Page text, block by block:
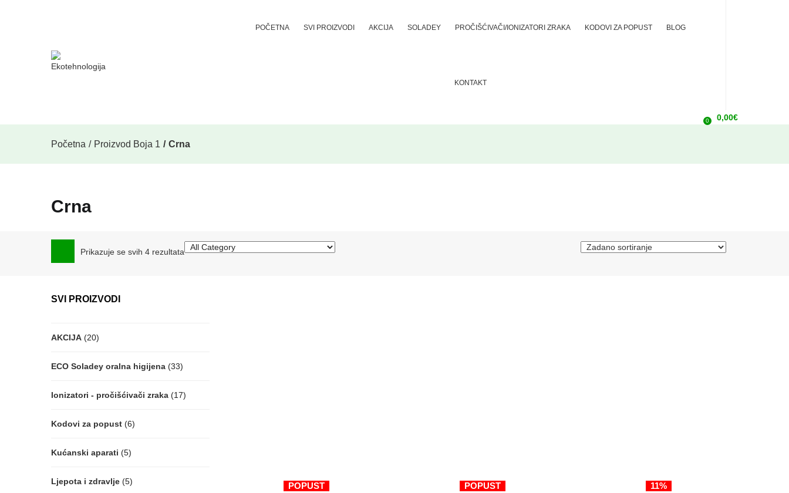
POČETNA SVI PROIZVODI AKCIJA SOLADEY PROČIŠĆIVAČI/IONIZATORI ZRAKA KODOVI ZA POPUST BLOG
KONTAKT
0 0,00€
Početna Proizvod Boja 1 Crna
Crna
Prikazuje se svih 4 rezultata
POPUST POPUST 11%
SVI PROIZVODI
AKCIJA (20)
ECO Soladey oralna higijena (33)
Ionizatori - pročišćivači zraka (17)
Kodovi za popust (6)
Kućanski aparati (5)
Ljepota i zdravlje (5)